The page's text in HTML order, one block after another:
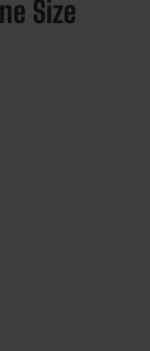
Size